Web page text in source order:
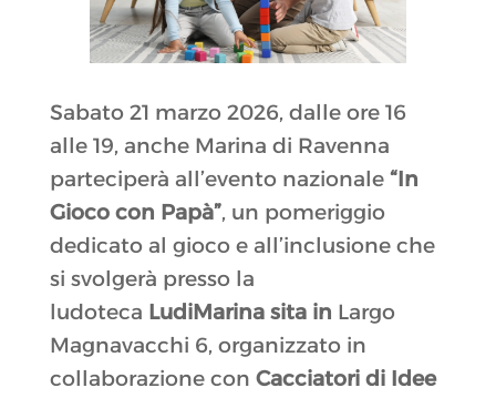
Sabato 21 marzo 2026, dalle ore 16
alle 19, anche Marina di Ravenna
parteciperà all’evento nazionale “In
Gioco con Papà”, un pomeriggio
dedicato al gioco e all’inclusione che
si svolgerà presso la
ludoteca LudiMarina sita in Largo
Magnavacchi 6, organizzato in
collaborazione con Cacciatori di Idee